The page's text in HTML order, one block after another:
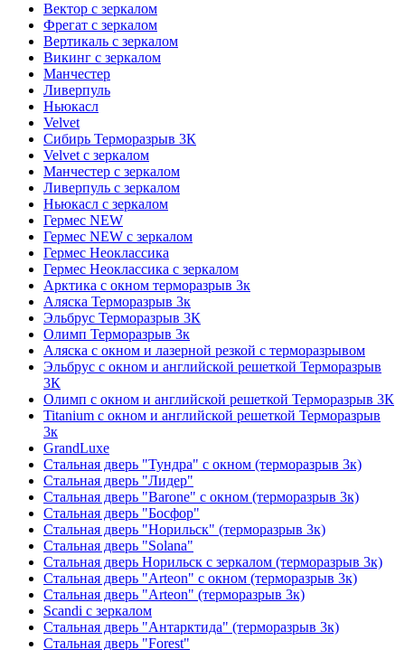
Вектор с зеркалом
Фрегат с зеркалом
Вертикаль с зеркалом
Викинг с зеркалом
Манчестер
Ливерпуль
Ньюкасл
Velvet
Сибирь Терморазрыв 3К
Velvet с зеркалом
Манчестер с зеркалом
Ливерпуль с зеркалом
Ньюкасл с зеркалом
Гермес NEW
Гермес NEW с зеркалом
Гермес Неоклассика
Гермес Неоклассика с зеркалом
Арктика с окном терморазрыв 3к
Аляска Терморазрыв 3к
Эльбрус Терморазрыв 3К
Олимп Терморазрыв 3к
Аляска с окном и лазерной резкой с терморазрывом
Эльбрус с окном и английской решеткой Терморазрыв
3К
Олимп с окном и английской решеткой Терморазрыв 3К
Titanium с окном и английской решеткой Терморазрыв
3к
GrandLuxe
Стальная дверь "Тундра" с окном (терморазрыв 3к)
Стальная дверь "Лидер"
Стальная дверь "Barone" с окном (терморазрыв 3к)
Стальная дверь "Босфор"
Стальная дверь "Норильск" (терморазрыв 3к)
Стальная дверь "Solana"
Стальная дверь Норильск с зеркалом (терморазрыв 3к)
Стальная дверь "Arteon" с окном (терморазрыв 3к)
Стальная дверь "Arteon" (терморазрыв 3к)
Scandi с зеркалом
Стальная дверь "Антарктида" (терморазрыв 3к)
Стальная дверь "Forest"